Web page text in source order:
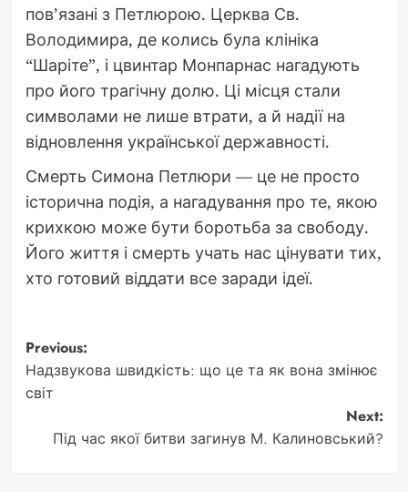
пов’язані з Петлюрою. Церква Св.
Володимира, де колись була клініка
“Шаріте”, і цвинтар Монпарнас нагадують
про його трагічну долю. Ці місця стали
символами не лише втрати, а й надії на
відновлення української державності.
Смерть Симона Петлюри — це не просто
історична подія, а нагадування про те, якою
крихкою може бути боротьба за свободу.
Його життя і смерть учать нас цінувати тих,
хто готовий віддати все заради ідеї.
Post
navigation
Previous:
Надзвукова швидкість: що це та як вона змінює
світ
Next:
Під час якої битви загинув М. Калиновський?